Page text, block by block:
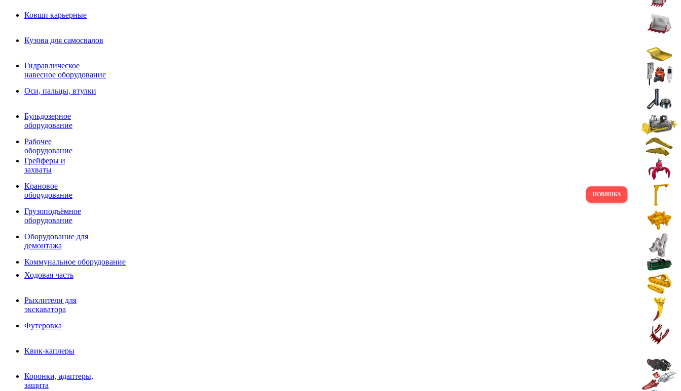
Гидравлическое навесное
оборудование
Гидробуры и шнеки
Вибротрамбовки
Навесные дорожные фрезы
Виброрипперы
Ковши дробильные щековые
Ковши дробильные роторные
Сортировочные ковши барабанные
Сортировочные ковши вальцовые
Фрезы роторные
Фрезы дисковые
Траншеекопатели
Просеивающие ковши для фронтальных погрузчиков
Распределители асфальта
Переходные плиты
Гидроразводка
РВД
Сваерезки
Как выбрать гидромолот
Ковши карьерные
Кузова для самосвалов
Гидравлическое
навесное оборудование
Оси, пальцы, втулки
Бульдозерное
оборудование
Рабочее
оборудование
Грейферы и
захваты
Крановое
оборудование
Грузоподъёмное
оборудование
Оборудование для
демонтажа
Коммунальное оборудование
Ходовая часть
Рыхлители для
экскаватора
Футеровка
Квик-каплеры
Коронки, адаптеры,
защита